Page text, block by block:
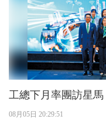
08月05日 20:29:51